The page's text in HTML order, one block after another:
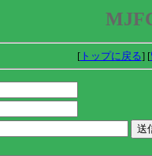
[トップに戻る] [